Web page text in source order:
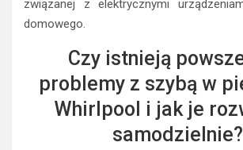
związanej z elektrycznymi
domowego.
Czy istnieją
problemy z szybą w
Whirlpool i jak je
samodzielnie?